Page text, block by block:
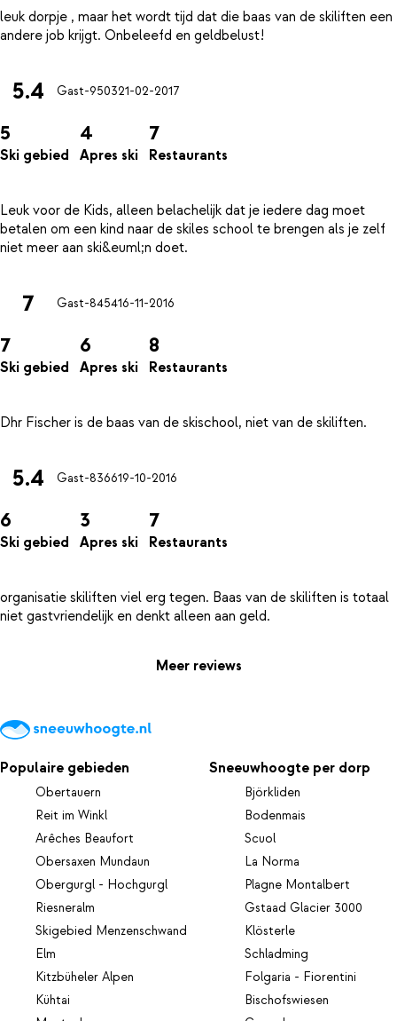
leuk dorpje , maar het wordt tijd dat die baas van de skiliften een
5.4 Gast-950321-02-2017
5
Ski gebied
4
Apres ski
7
Restaurants
Leuk voor de Kids, alleen belachelijk dat je iedere dag moet
betalen om een kind naar de skiles school te brengen als je zelf
7 Gast-845416-11-2016
7
Ski gebied
6
Apres ski
8
Restaurants
5.4 Gast-836619-10-2016
6
Ski gebied
3
Apres ski
7
Restaurants
organisatie skiliften viel erg tegen. Baas van de skiliften is totaal
Meer reviews
Populaire gebieden
Obertauern
Reit im Winkl
Arêches Beaufort
Obersaxen Mundaun
Obergurgl - Hochgurgl
Riesneralm
Skigebied Menzenschwand
Elm
Kitzbüheler Alpen
Kühtai
Sneeuwhoogte per dorp
Björkliden
Bodenmais
Scuol
La Norma
Plagne Montalbert
Gstaad Glacier 3000
Klösterle
Schladming
Folgaria - Fiorentini
Bischofswiesen